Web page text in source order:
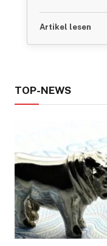
Artikel lesen
TOP-NEWS